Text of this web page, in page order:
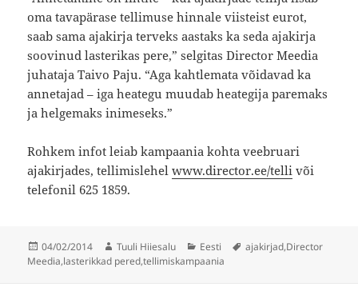
oma tavapärase tellimuse hinnale viisteist eurot,
saab sama ajakirja terveks aastaks ka seda ajakirja
soovinud lasterikas pere,” selgitas Director Meedia
juhataja Taivo Paju. “Aga kahtlemata võidavad ka
annetajad – iga heategu muudab heategija paremaks
ja helgemaks inimeseks.”
Rohkem infot leiab kampaania kohta veebruari
ajakirjades, tellimislehelwww.director.ee/telli või
telefonil 625 1859.
Postitatud
04/02/2014 Autor
Tuuli Hiiesalu Rubriigid
Eesti Sildid
ajakirjad,Director
Meedia,lasterikkad pered,tellimiskampaania